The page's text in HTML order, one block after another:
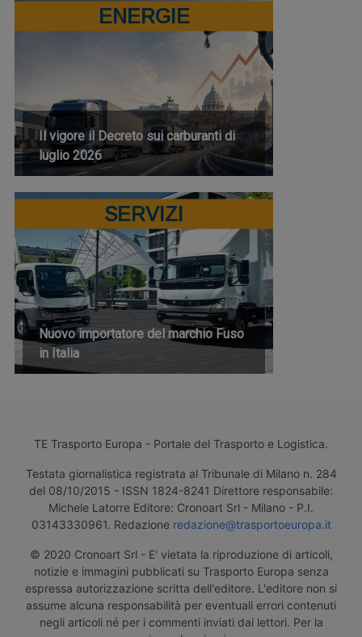
ENERGIE
Il vigore il Decreto sui carburanti di
luglio 2026
SERVIZI
Nuovo importatore del marchio Fuso
in Italia
TE Trasporto Europa - Portale del Trasporto e Logistica.
Testata giornalistica registrata al Tribunale di Milano n. 284
del 08/10/2015 - ISSN 1824-8241 Direttore responsabile:
Michele Latorre Editore: Cronoart Srl - Milano - P.I.
03143330961. Redazione redazione@trasportoeuropa.it
© 2020 Cronoart Srl - E' vietata la riproduzione di articoli,
notizie e immagini pubblicati su Trasporto Europa senza
espressa autorizzazione scritta dell'editore. L'editore non si
assume alcuna responsabilità per eventuali errori contenuti
negli articoli né per i commenti inviati dai lettori. Per la